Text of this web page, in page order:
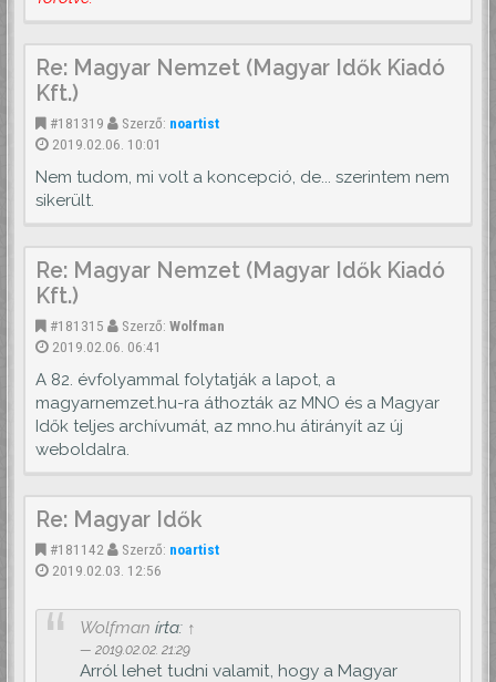
Re: Magyar Nemzet (Magyar Idők Kiadó
Kft.)
#181319 Szerző: noartist
2019.02.06. 10:01
Nem tudom, mi volt a koncepció, de... szerintem nem
sikerült.
Re: Magyar Nemzet (Magyar Idők Kiadó
Kft.)
#181315 Szerző: Wolfman
2019.02.06. 06:41
A 82. évfolyammal folytatják a lapot, a
magyarnemzet.hu-ra áthozták az MNO és a Magyar
Idők teljes archívumát, az mno.hu átirányít az új
weboldalra.
Re: Magyar Idők
#181142 Szerző: noartist
2019.02.03. 12:56
Wolfman írta: ↑
2019.02.02. 21:29
Arról lehet tudni valamit, hogy a Magyar